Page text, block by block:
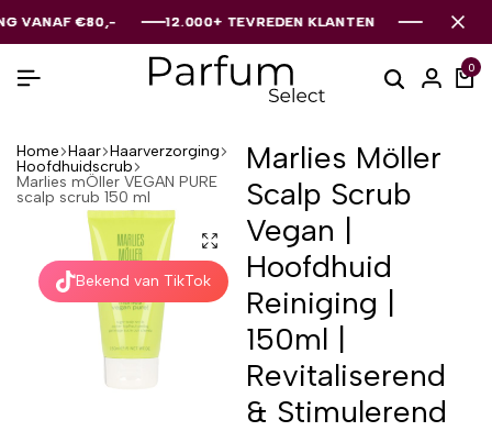
€80,- 12.000+ TEVREDEN KLANTEN
€80,- 12.000+ TEVREDEN KLANTEN
€80,- 12.000+ TEVREDEN KLANTEN
0
Home Haar Haarverzorging
Hoofdhuidscrub
Marlies mÖller VEGAN PURE
scalp scrub 150 ml
Bekend van TikTok
Marlies Möller
Scalp Scrub
Vegan |
Hoofdhuid
Reiniging |
150ml |
Revitaliserend
& Stimulerend